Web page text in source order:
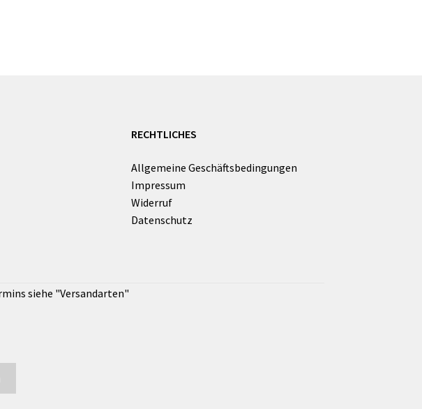
RECHTLICHES
Allgemeine Geschäftsbedingungen
Impressum
Widerruf
Datenschutz